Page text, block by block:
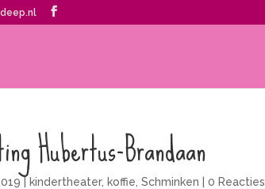
Hubertus-Brandaan
kindertheater, koffie ,Schminken |0 Reacties